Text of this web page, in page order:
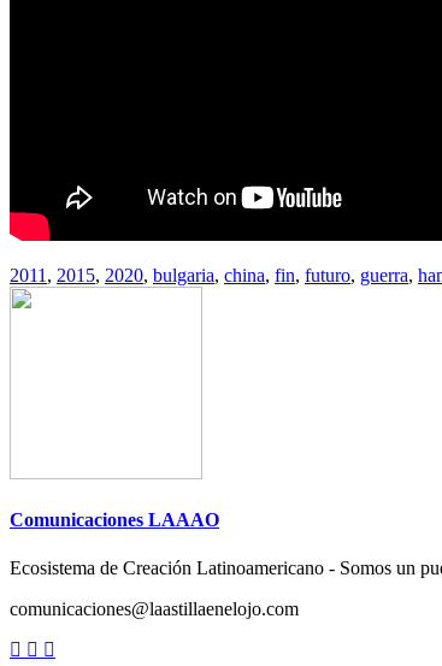
2011 , 2015, 2020, bulgaria, china, fin, futuro, guerra,
Comunicaciones LAAAO
Ecosistema de Creación Latinoamericano - Somos un
comunicaciones@laastillaenelojo.com